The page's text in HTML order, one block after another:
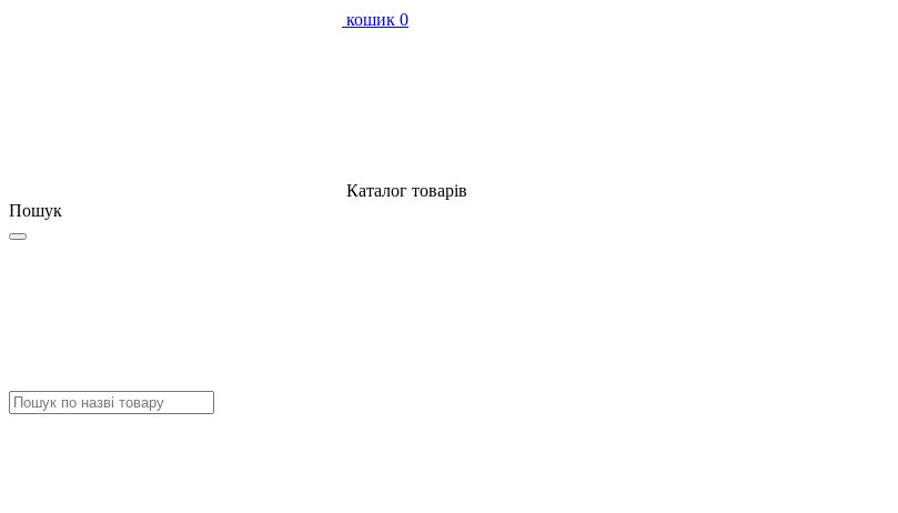
кошик 0
Каталог товарів
Пошук